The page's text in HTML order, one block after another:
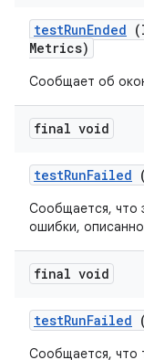
testRunEnded
Metrics)
Сообщает об
final void
testRunFailed
Сообщается, что
ошибки,
final void
testRunFailed
Сообщается, что